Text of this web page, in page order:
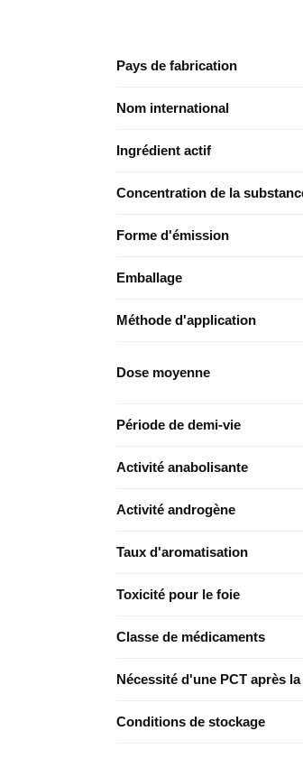
Pays de fabrication
Nom international
Ingrédient actif
Concentration de la
Forme d'émission
Emballage
Méthode d'application
Dose moyenne
Période de demi-vie
Activité anabolisante
Activité androgène
Taux d'aromatisation
Toxicité pour le foie
Classe de médicaments
Nécessité d'une PCT après
Conditions de stockage